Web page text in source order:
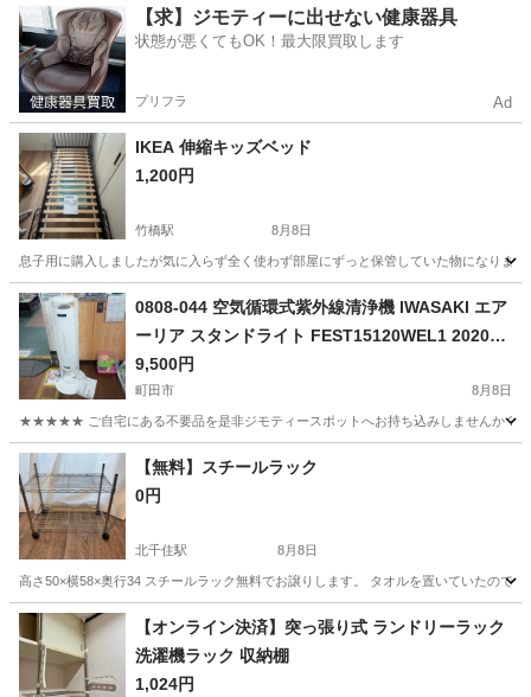
東京 世田谷区 千歳烏山駅 ベッド
【求】ジモティーに出せない健康器具
状態が悪くてもOK！最大限買取します
プリフラ Ad
IKEA 伸縮キッズベッド
1,200円
竹橋駅 8月8日
息子用に購入しましたが気に入らず全く使わず部屋にずっと保管していた物になりま
東京 千代田区 ベッド
0808-044 空気循環式紫外線清浄機 IWASAKI エア
ーリア スタンドライト FEST15120WEL1 2020年
製
9,500円
町田市 8月8日
★★★★★ ご自宅にある不要品を是非ジモティースポットへお持ち込みしませんか？
東京 町田市 照明器具
【無料】スチールラック
0円
北千住駅 8月8日
高さ50×横58×奥行34 スチールラック無料でお譲りします。 タオルを置いていたので傷
東京 足立区 北千住駅 収納家具 無料
【オンライン決済】突っ張り式 ランドリーラック
洗濯機ラック 収納棚
1,024円